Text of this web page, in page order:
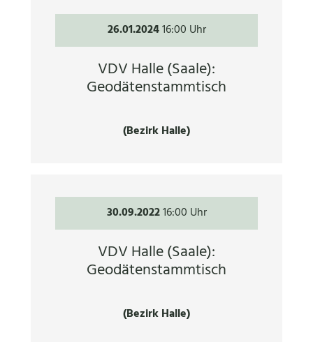
26.01.202416:00 Uhr
VDV Halle (Saale):
Geodätenstammtisch
(Bezirk Halle)
30.09.202216:00 Uhr
VDV Halle (Saale):
Geodätenstammtisch
(Bezirk Halle)